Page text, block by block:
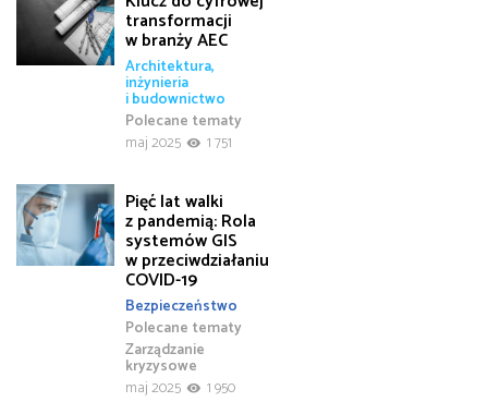
transformacji
w branży AEC
Architektura,
inżynieria
i budownictwo
Polecane tematy
maj 2025
1 751
Pięć lat walki
z pandemią: Rola
systemów GIS
w przeciwdziałaniu
COVID-19
Bezpieczeństwo
Polecane tematy
Zarządzanie
kryzysowe
maj 2025
1 950